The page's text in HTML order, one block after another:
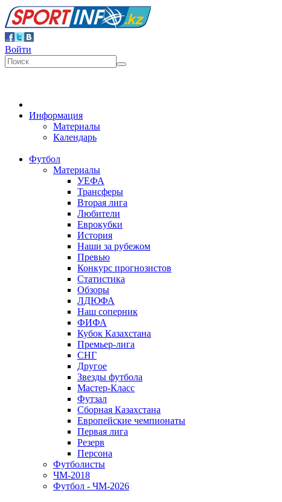
Войти
Информация
Материалы
Календарь
Футбол
Материалы
УЕФА
Трансферы
Вторая лига
Любители
Еврокубки
История
Наши за рубежом
Превью
Конкурс прогнозистов
Статистика
Обзоры
ЛДЮФА
Наш соперник
ФИФА
Кубок Казахстана
Премьер-лига
СНГ
Другое
Звезды футбола
Мастер-Класс
Футзал
Сборная Казахстана
Европейские чемпионаты
Первая лига
Резерв
Персона
Футболисты
ЧМ-2018
Футбол - ЧМ-2026